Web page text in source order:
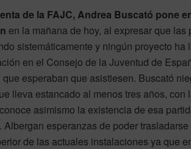
de la FAJC, Andrea Buscató pone
en la mañana de hoy, al expresar que
sistemáticamente y ningún proyecto
en el Consejo de la Juventud de
esperaban que asistiesen. Buscató
lleva estancado al menos tres años,
asimismo la existencia de esa
Albergan esperanzas de poder
de las actuales instalaciones ya que